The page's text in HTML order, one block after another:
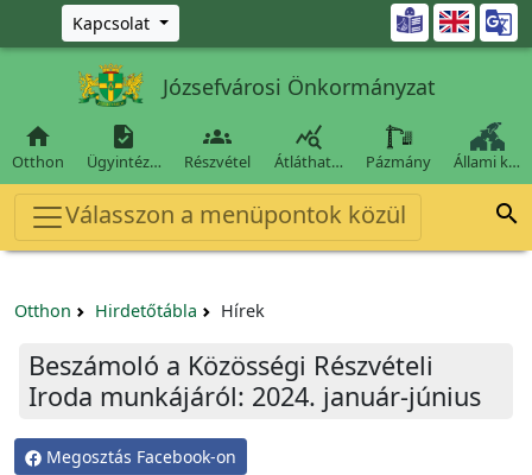
Ugrás a fő tartalomra
Kapcsolat 
Józsefvárosi Önkormányzat

Otthon

Ügyintéz…

Részvétel

Átláthat… Pázmány Állami k…
Válasszon a menüpontok közül 
Otthon Hirdetőtábla Hírek
Beszámoló a Közösségi Részvételi
Iroda munkájáról: 2024. január-június
Megosztás Facebook-on